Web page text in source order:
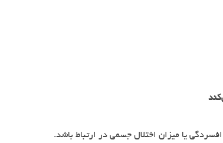
یا میزان اختلال جسمی در ارتباط باشد.